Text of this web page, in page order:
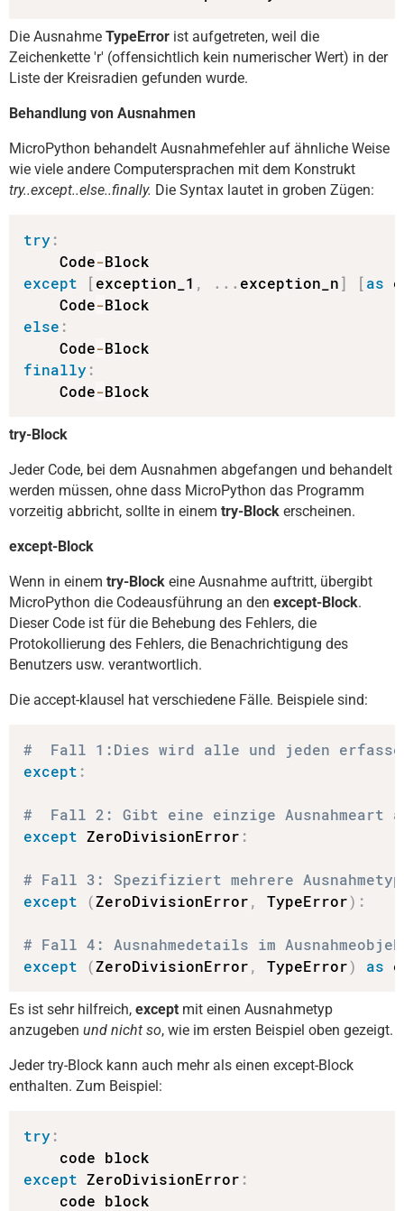
Die Ausnahme TypeError ist aufgetreten, weil die
Zeichenkette 'r' (offensichtlich kein numerischer Wert) in der
Liste der Kreisradien gefunden wurde.
Behandlung von Ausnahmen
MicroPython behandelt Ausnahmefehler auf ähnliche Weise
wie viele andere Computersprachen mit dem Konstrukt
try..except..else..finally. Die Syntax lautet in groben Zügen:
try:
    Code
-
except
[exception_1 , . . . exception_n] [as
    Code
-
else :
    Code
-
finally:
    Code
-Block
try-Block
Jeder Code, bei dem Ausnahmen abgefangen und behandelt
werden müssen, ohne dass MicroPython das Programm
vorzeitig abbricht, sollte in einem try-Block erscheinen.
except-Block
Wenn in einem try-Block eine Ausnahme auftritt, übergibt
MicroPython die Codeausführung an den except-Block.
Dieser Code ist für die Behebung des Fehlers, die
Protokollierung des Fehlers, die Benachrichtigung des
Benutzers usw. verantwortlich.
Die accept-klausel hat verschiedene Fälle. Beispiele sind:
#  Fall 1:Dies wird alle und jeden
except :
#  Fall 2: Gibt eine einzige Ausnahmeart
except ZeroDivisionError :
# Fall 3: Spezifiziert mehrere
except
(ZeroDivisionError, TypeError) :
# Fall 4: Ausnahmedetails im
except
(ZeroDivisionError, TypeError) as
Es ist sehr hilfreich, except mit einen Ausnahmetyp
anzugeben und nicht so, wie im ersten Beispiel oben gezeigt.
Jeder try-Block kann auch mehr als einen except-Block
enthalten. Zum Beispiel:
try:
except ZeroDivisionError :